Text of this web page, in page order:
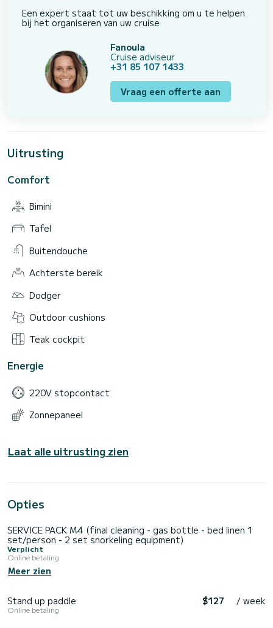
Een expert staat tot uw beschikking om u te helpen
bij het organiseren van uw cruise
Fanoula
Cruise adviseur
+31 85 107 1433
Vraag een offerte aan
Uitrusting
Comfort
Bimini
Tafel
Buitendouche
Achterste bereik
Dodger
Outdoor cushions
Teak cockpit
Energie
220V stopcontact
Zonnepaneel
Laat alle uitrusting zien
Opties
SERVICE PACK M4 (final cleaning - gas bottle - bed linen 1
set/person - 2 set snorkeling equipment)
Verplicht
Online betaling
Meer zien
Stand up paddle
Online betaling
$127 / week